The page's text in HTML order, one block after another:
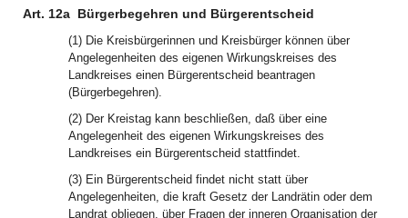
Art. 12a Bürgerbegehren und Bürgerentscheid
(1) Die Kreisbürgerinnen und Kreisbürger können über
Angelegenheiten des eigenen Wirkungskreises des
Landkreises einen Bürgerentscheid beantragen
(Bürgerbegehren).
(2) Der Kreistag kann beschließen, daß über eine
Angelegenheit des eigenen Wirkungskreises des
Landkreises ein Bürgerentscheid stattfindet.
(3) Ein Bürgerentscheid findet nicht statt über
Angelegenheiten, die kraft Gesetz der Landrätin oder dem
Landrat obliegen, über Fragen der inneren Organisation der